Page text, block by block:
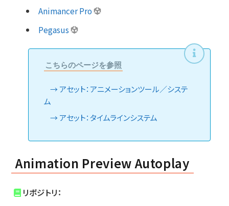
Animancer Pro
Pegasus
こちらのページを参照
アセット：アニメーションツール／システ
ム
アセット：タイムラインシステム
Animation Preview Autoplay
リポジトリ：